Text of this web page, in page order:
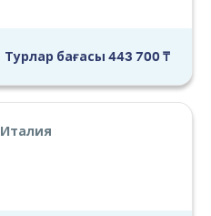
Турлар бағасы 443 700 ₸
Италия